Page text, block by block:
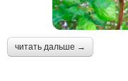
читать дальше →